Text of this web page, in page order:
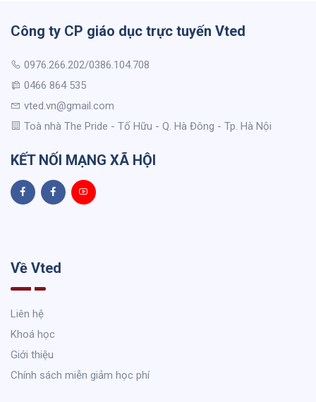
Công ty CP giáo dục trực tuyến Vted
0976.266.202/0386.104.708
0466 864 535
vted.vn@gmail.com
Toà nhà The Pride - Tố Hữu - Q. Hà Đông - Tp. Hà Nội
KẾT NỐI MẠNG XÃ HỘI
Về Vted
Liên hệ
Khoá học
Giới thiệu
Chính sách miễn giảm học phí